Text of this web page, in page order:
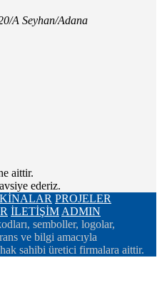
A Seyhan/Adana
aittir.
ederiz.
PROJELER
İLETİŞİM ADMIN
semboller, logolar,
ve bilgi amacıyla
sahibi üretici firmalara aittir.